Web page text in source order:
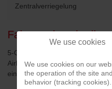
Zentralverriegelung
5-Gang Getriebe,Scheckheft,3.
Airbags,Außenspiegel
einstellbar,Gebrauchtfahrzeug
We use cookies
We use cookies on our
the operation of the site
behavior (tracking cookies).